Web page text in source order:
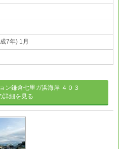
7年) 1月
ン鎌倉七里ガ浜海岸 ４０３
詳細を見る